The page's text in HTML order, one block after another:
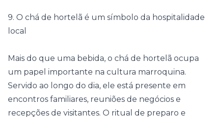
9. O chá de hortelã é um símbolo da hospitalidade
local
Mais do que uma bebida, o chá de hortelã ocupa
um papel importante na cultura marroquina.
Servido ao longo do dia, ele está presente em
encontros familiares, reuniões de negócios e
recepções de visitantes. O ritual de preparo e